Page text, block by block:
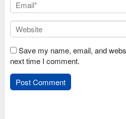
Save my name, email, and
next time I comment.